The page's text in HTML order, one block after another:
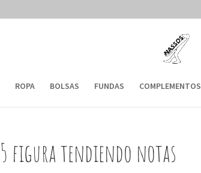
ROPA BOLSAS FUNDAS COMPLEMENTOS
figura tendiendo notas